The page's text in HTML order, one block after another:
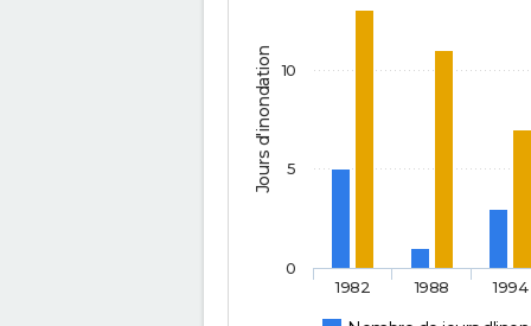
Jours d'inondation
1982 1988 1994
0
5
10